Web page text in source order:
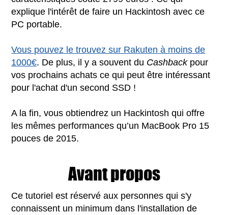
explique l'intérêt de faire un Hackintosh avec ce
PC portable.
Vous pouvez le trouvez sur Rakuten à moins de
1000€. De plus, il y a souvent du Cashbackpour
vos prochains achats ce qui peut être intéressant
pour l'achat d'un second SSD !
A la fin, vous obtiendrez un Hackintosh qui offre
les mêmes performances qu’un MacBook Pro 15
pouces de 2015.
Avant propos
Ce tutoriel est réservé aux personnes qui s'y
connaissent un minimum dans l'installation de